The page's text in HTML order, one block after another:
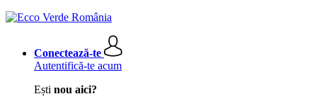
Conectează-te
Autentifică-te acum
Ești nou aici?